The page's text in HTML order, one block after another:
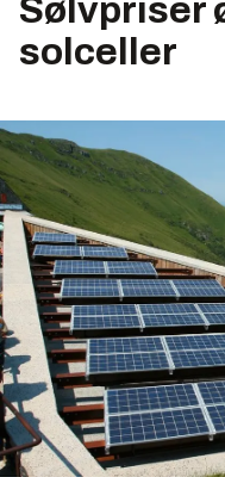
Sølvpriser
solceller